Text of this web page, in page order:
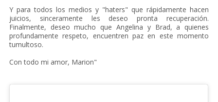
Y para todos los medios y "haters" que rápidamente hacen
juicios, sinceramente les deseo pronta recuperación.
Finalmente, deseo mucho que Angelina y Brad, a quienes
profundamente respeto, encuentren paz en este momento
tumultoso.
Con todo mi amor, Marion"